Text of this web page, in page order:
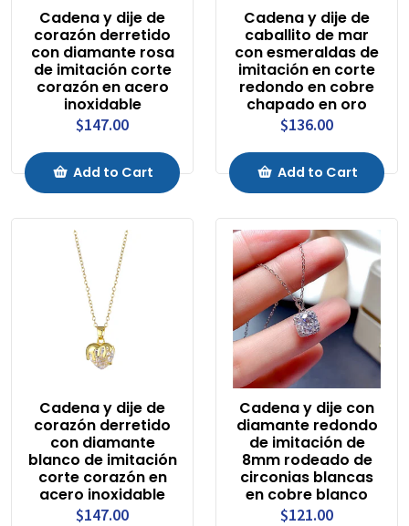
Cadena y dije de
corazón derretido
con diamante rosa
de imitación corte
corazón en acero
inoxidable
$147.00
Add to Cart
Cadena y dije de
caballito de mar
con esmeraldas de
imitación en corte
redondo en cobre
chapado en oro
$136.00
Add to Cart
Cadena y dije de
corazón derretido
con diamante
blanco de imitación
corte corazón en
acero inoxidable
$147.00
Cadena y dije con
diamante redondo
de imitación de
8mm rodeado de
circonias blancas
en cobre blanco
$121.00